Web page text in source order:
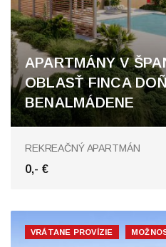
APARTMÁNY V
OBLASŤ FINCA
BENALMÁDENE
Finca Doña María,
REKREAČNÝ APARTMÁN
0,- €
VRÁTANE PROVÍZIE